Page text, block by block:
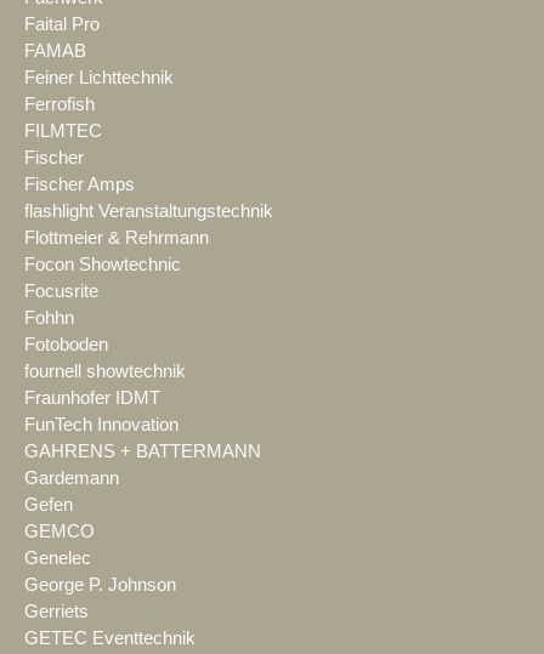
Faital Pro
FAMAB
Feiner Lichttechnik
Ferrofish
FILMTEC
Fischer
Fischer Amps
flashlight Veranstaltungstechnik
Flottmeier & Rehrmann
Focon Showtechnic
Focusrite
Fohhn
Fotoboden
fournell showtechnik
Fraunhofer IDMT
FunTech Innovation
GAHRENS + BATTERMANN
Gardemann
Gefen
GEMCO
Genelec
George P. Johnson
Gerriets
GETEC Eventtechnik